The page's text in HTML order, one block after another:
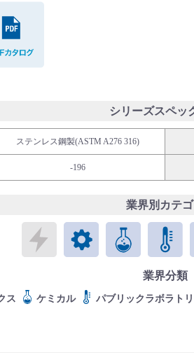
シリーズスペッ
ステンレス鋼製(ASTM A276 316)
-196
業界別カテゴ
エレクトロニクス
メカトロニクス
ケミカル
業界分類
ス ケミカル パブリックラボラトリ